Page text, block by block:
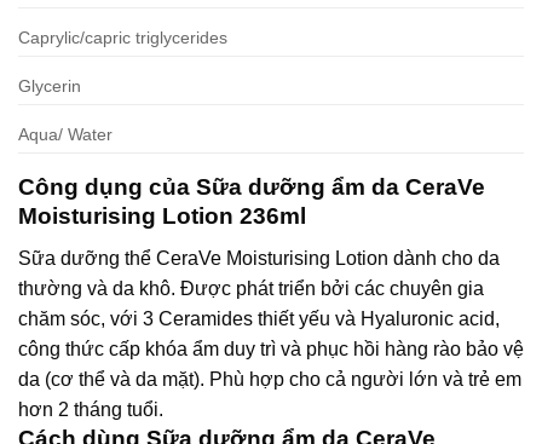
Caprylic/capric triglycerides
Glycerin
Aqua/ Water
Công dụng của Sữa dưỡng ẩm da CeraVe
Moisturising Lotion 236ml
Sữa dưỡng thể CeraVe Moisturising Lotion dành cho da
thường và da khô. Được phát triển bởi các chuyên gia
chăm sóc, với 3 Ceramides thiết yếu và Hyaluronic acid,
công thức cấp khóa ẩm duy trì và phục hồi hàng rào bảo vệ
da (cơ thể và da mặt). Phù hợp cho cả người lớn và trẻ em
hơn 2 tháng tuổi.
Cách dùng Sữa dưỡng ẩm da CeraVe